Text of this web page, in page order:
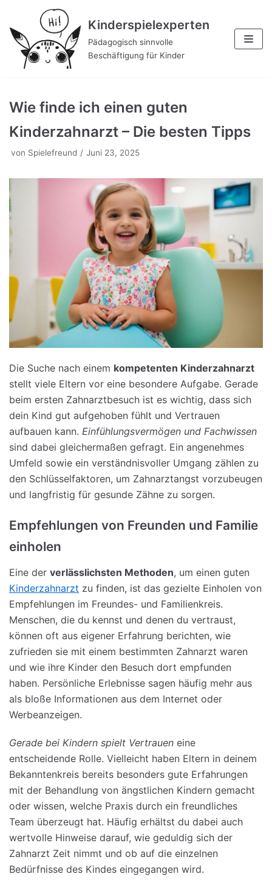
Inhalt
Kinderspielexperten
Pädagogisch sinnvolle
Beschäftigung für Kinder
Wie finde ich einen guten
Kinderzahnarzt – Die besten Tipps
von Spielefreund Juni 23, 2025
Die Suche nach einem kompetenten Kinderzahnarzt
stellt viele Eltern vor eine besondere Aufgabe. Gerade
beim ersten Zahnarztbesuch ist es wichtig, dass sich
dein Kind gut aufgehoben fühlt und Vertrauen
aufbauen kann. Einfühlungsvermögen und Fachwissen
sind dabei gleichermaßen gefragt. Ein angenehmes
Umfeld sowie ein verständnisvoller Umgang zählen zu
den Schlüsselfaktoren, um Zahnarztangst vorzubeugen
und langfristig für gesunde Zähne zu sorgen.
Empfehlungen von Freunden und Familie
einholen
Eine der verlässlichsten Methoden, um einen guten
Kinderzahnarzt zu finden, ist das gezielte Einholen von
Empfehlungen im Freundes- und Familienkreis.
Menschen, die du kennst und denen du vertraust,
können oft aus eigener Erfahrung berichten, wie
zufrieden sie mit einem bestimmten Zahnarzt waren
und wie ihre Kinder den Besuch dort empfunden
haben. Persönliche Erlebnisse sagen häufig mehr aus
als bloße Informationen aus dem Internet oder
Werbeanzeigen.
Gerade bei Kindern spielt Vertrauen eine
entscheidende Rolle. Vielleicht haben Eltern in deinem
Bekanntenkreis bereits besonders gute Erfahrungen
mit der Behandlung von ängstlichen Kindern gemacht
oder wissen, welche Praxis durch ein freundliches
Team überzeugt hat. Häufig erhältst du dabei auch
wertvolle Hinweise darauf, wie geduldig sich der
Zahnarzt Zeit nimmt und ob auf die einzelnen
Bedürfnisse des Kindes eingegangen wird.